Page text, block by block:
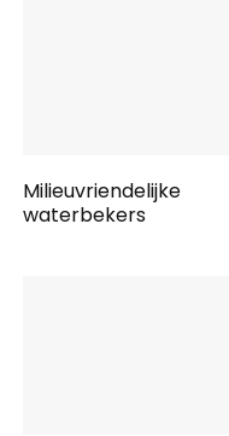
Milieuvriendelijke
waterbekers